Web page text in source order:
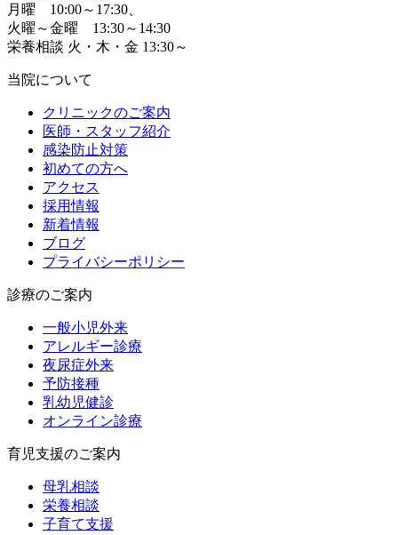
月曜 10:00～17:30、
火曜～金曜 13:30～14:30
栄養相談 火・木・金 13:30～
当院について
クリニックのご案内
医師・スタッフ紹介
感染防止対策
初めての方へ
アクセス
採用情報
新着情報
ブログ
プライバシーポリシー
診療のご案内
一般小児外来
アレルギー診療
夜尿症外来
予防接種
乳幼児健診
オンライン診療
育児支援のご案内
母乳相談
栄養相談
子育て支援